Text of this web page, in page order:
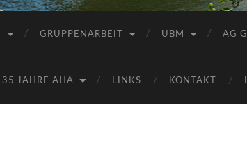
e.V.
GRUPPENARBEIT UBM AG
35 JAHRE AHA LINKS KONTAKT